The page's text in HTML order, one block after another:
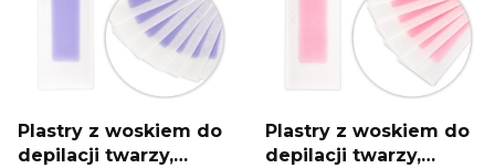
Plastry z woskiem do
depilacji twarzy,
Plastry z woskiem do
depilacji twarzy,